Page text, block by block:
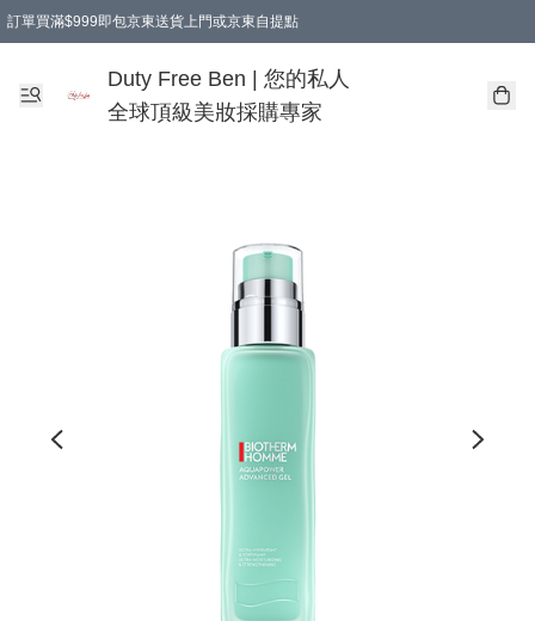
訂單買滿$999即包京東送貨上門或京東自提點
Duty Free Ben | 您的私人
全球頂級美妝採購專家